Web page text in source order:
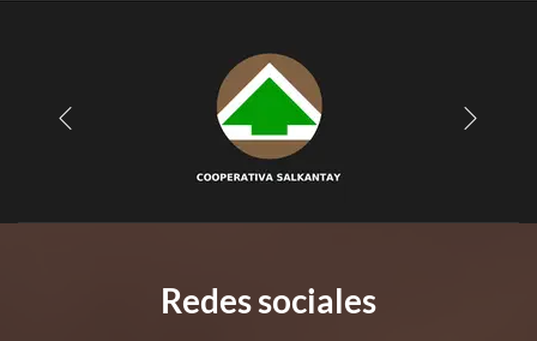
Redes sociales